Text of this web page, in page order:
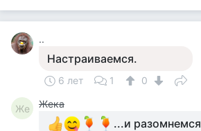
..
Настраиваемся.
6 лет 1 0
Же Жека
...и разомнемся